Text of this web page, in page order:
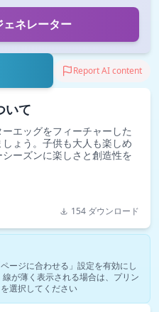
ネレーター
Report AI content
いて
エッグをフィーチャーした
ょう。子供も大人も楽しめ
ーズンに楽しさと創造性を
154 ダウンロード
ージに合わせる」設定を有効にし
が薄く表示される場合は、プリン
選択してください